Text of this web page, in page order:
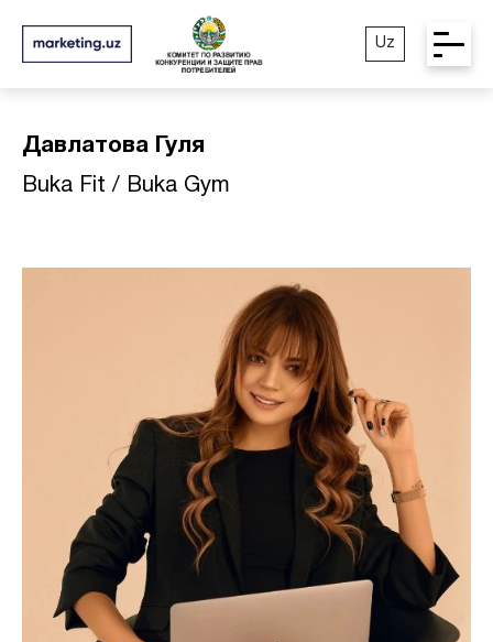
Uz
Давлатова Гуля
Buka Fit / Buka Gym